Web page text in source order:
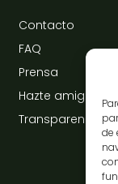
de
Contacto
FAQ
Prensa
Hazte amigo del
Transparencia